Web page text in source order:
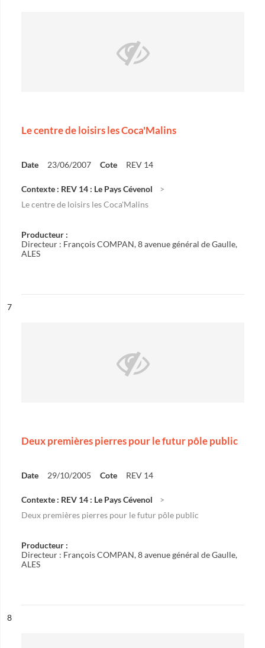
Le centre de loisirs les Coca'Malins
Date 23/06/2007 Cote REV 14
Contexte : REV 14 : Le Pays Cévenol
Le centre de loisirs les Coca'Malins
Producteur :
Directeur : François COMPAN, 8 avenue général de Gaulle,
ALES
n°
7
Deux premières pierres pour le futur pôle public
Date 29/10/2005 Cote REV 14
Contexte : REV 14 : Le Pays Cévenol
Deux premières pierres pour le futur pôle public
Producteur :
Directeur : François COMPAN, 8 avenue général de Gaulle,
ALES
n°
8